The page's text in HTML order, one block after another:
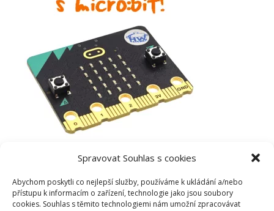
Spravovat Souhlas s cookies
Abychom poskytli co nejlepší služby, používáme k ukládání a/nebo
přístupu k informacím o zařízení, technologie jako jsou soubory
cookies. Souhlas s těmito technologiemi nám umožní zpracovávat